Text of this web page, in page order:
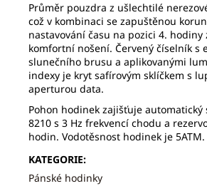
Průměr pouzdra z ušlechtilé
což v kombinaci se zapuštěnou
nastavování času na pozici 4. hodiny
komfortní nošení. Červený číselník s
slunečního brusu a aplikovanými
indexy je kryt safírovým sklíčkem s
aperturou data.
Pohon hodinek zajišťuje automatický
8210 s 3 Hz frekvencí chodu a
hodin. Vodotěsnost hodinek je 5ATM.
KATEGORIE:
Pánské hodinky
500